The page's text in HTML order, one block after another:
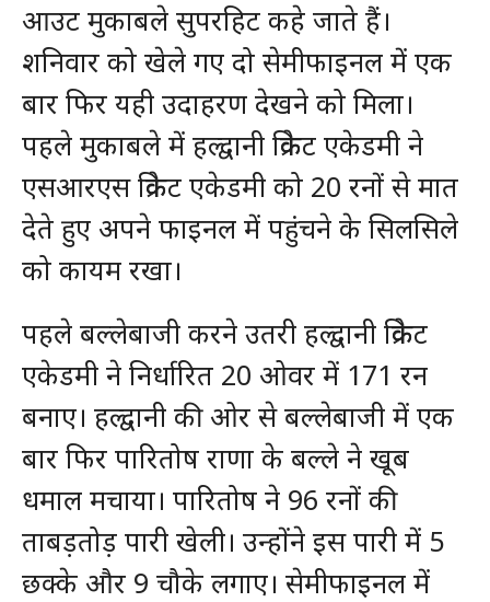
आउट मुकाबले सुपरहिट कहे जाते हैं।
शनिवार को खेले गए दो सेमीफाइनल में एक
बार फिर यही उदाहरण देखने को मिला।
पहले मुकाबले में हल्द्वानी क्रिकेट एकेडमी ने
एसआरएस क्रिकेट एकेडमी को 20 रनों से मात
देते हुए अपने फाइनल में पहुंचने के सिलसिले
को कायम रखा।
पहले बल्लेबाजी करने उतरी हल्द्वानी क्रिकेट
एकेडमी ने निर्धारित 20 ओवर में 171 रन
बनाए। हल्द्वानी की ओर से बल्लेबाजी में एक
बार फिर पारितोष राणा के बल्ले ने खूब
धमाल मचाया। पारितोष ने 96 रनों की
ताबड़तोड़ पारी खेली। उन्होंने इस पारी में 5
छक्के और 9 चौके लगाए। सेमीफाइनल में